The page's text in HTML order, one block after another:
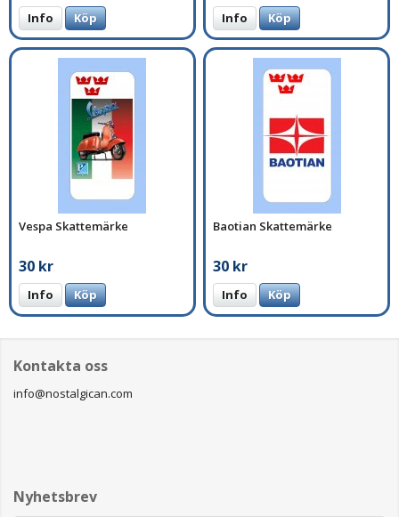
Info Köp Info Köp
Vespa Skattemärke
30 kr
Info Köp
Baotian Skattemärke
30 kr
Info Köp
Kontakta oss
info@nostalgican.com
Nyhetsbrev